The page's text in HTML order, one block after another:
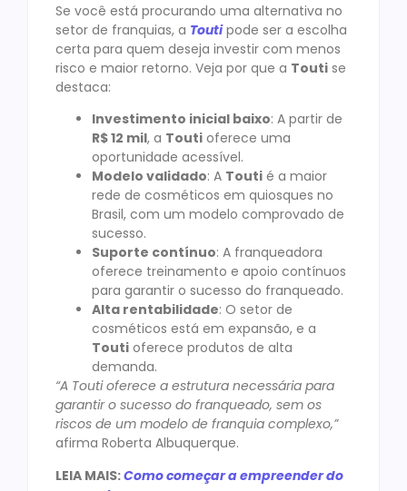
Se você está procurando uma alternativa no
setor de franquias, a Toutipode ser a escolha
certa para quem deseja investir com menos
risco e maior retorno. Veja por que a Touti se
destaca:
Investimento inicial baixo: A partir de
R$ 12 mil, a Touti oferece uma
oportunidade acessível.
Modelo validado: A Touti é a maior
rede de cosméticos em quiosques no
Brasil, com um modelo comprovado de
sucesso.
Suporte contínuo: A franqueadora
oferece treinamento e apoio contínuos
para garantir o sucesso do franqueado.
Alta rentabilidade: O setor de
cosméticos está em expansão, e a
Touti oferece produtos de alta
demanda.
“A Touti oferece a estrutura necessária para
garantir o sucesso do franqueado, sem os
riscos de um modelo de franquia complexo,”
afirma Roberta Albuquerque.
LEIA MAIS:Como começar a empreender do